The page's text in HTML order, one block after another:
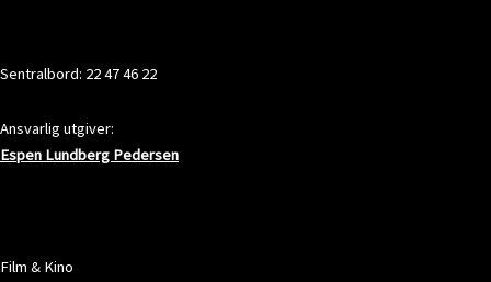
Sentralbord: 22 47 46 22
Ansvarlig utgiver:
Espen Lundberg Pedersen
Film & Kino